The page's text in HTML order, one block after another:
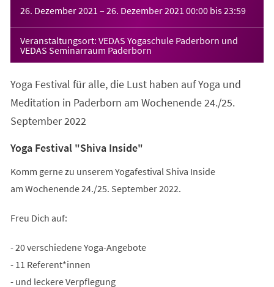
26. Dezember 2021 – 26. Dezember 2021 00:00 bis23:59
Veranstaltungsort: VEDAS Yogaschule Paderborn und
VEDAS Seminarraum Paderborn
Yoga Festival für alle, die Lust haben auf Yoga und
Meditation in Paderborn am Wochenende 24./25.
September 2022
Yoga Festival "Shiva Inside"
Komm gerne zu unserem Yogafestival Shiva Inside
am Wochenende 24./25. September 2022.
Freu Dich auf:
- 20 verschiedene Yoga-Angebote
- 11 Referent*innen
- und leckere Verpflegung